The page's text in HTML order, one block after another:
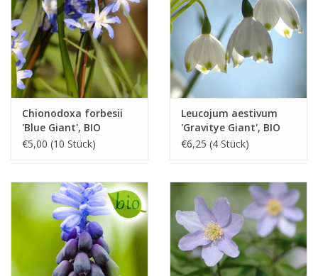
Chionodoxa forbesii
'Blue Giant', BIO
€5,00 (10 Stück)
Leucojum aestivum
'Gravitye Giant', BIO
€6,25 (4 Stück)